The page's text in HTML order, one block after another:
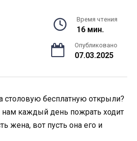
Время чтения
16 мин.
Опубликовано
07.03.2025
столовую бесплатную открыли?
нам каждый день пожрать ходит
жена, вот пусть она его и